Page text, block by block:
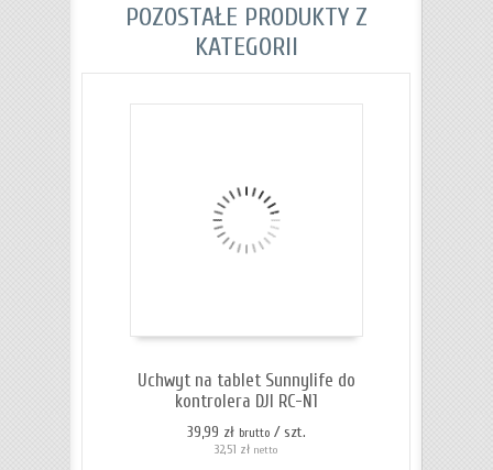
POZOSTAŁE PRODUKTY Z
KATEGORII
Uchwyt na tablet Sunnylife do
kontrolera DJI RC-N1
39,99 zł brutto / szt.
32,51 zł netto